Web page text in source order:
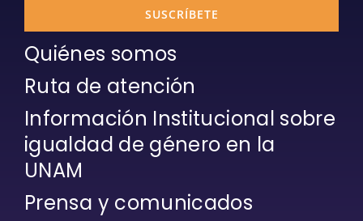
SUSCRÍBETE
Quiénes somos
Ruta de atención
Información Institucional sobre
igualdad de género en la
UNAM
Prensa y comunicados